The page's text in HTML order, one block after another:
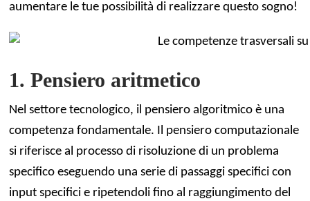
aumentare le tue possibilità di realizzare questo sogno!
1. Pensiero aritmetico
Nel settore tecnologico, il pensiero algoritmico è una
competenza fondamentale. Il pensiero computazionale
si riferisce al processo di risoluzione di un problema
specifico eseguendo una serie di passaggi specifici con
input specifici e ripetendoli fino al raggiungimento del